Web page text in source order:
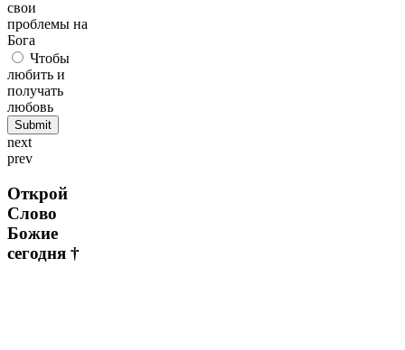
свои
проблемы на
Бога
Чтобы
любить и
получать
любовь
next
prev
Открой
Слово
Божие
сегодня †